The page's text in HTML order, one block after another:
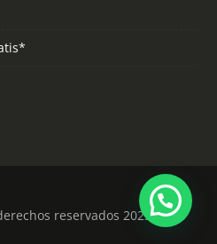
reservados 2023